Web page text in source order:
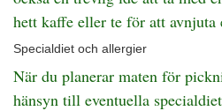
hett kaffe eller te för att avnjuta
Specialdiet och allergier
När du planerar maten för
hänsyn till eventuella